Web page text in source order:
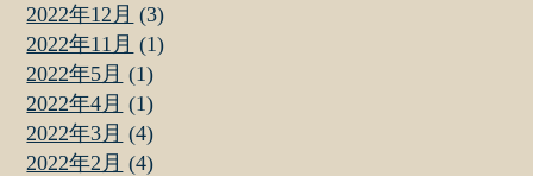
2022年12月 (3)
2022年11月 (1)
2022年5月 (1)
2022年4月 (1)
2022年3月 (4)
2022年2月 (4)